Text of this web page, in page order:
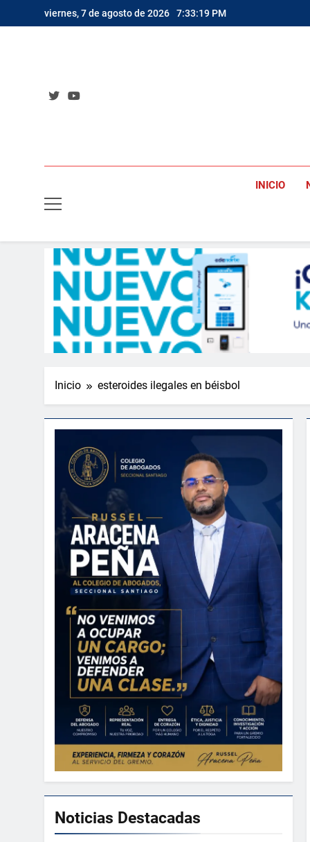
al
viernes, 7 de agosto de 2026 7:33:20 PM
INICIO
Inicio esteroides ilegales en béisbol
Noticias Destacadas